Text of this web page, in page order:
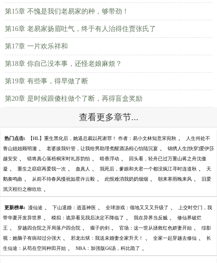
第15章 不愧是我们老易家的种，够带劲！
第16章 老易家扬眉吐气，终于有人治得住贾张氏了
第17章 一片欢乐祥和
第18章 你自己没本事，还怪老娘麻烦？
第19章 有些事，得早做了断
第20章 是时候跟傻柱做个了断，再得盲盒奖励
查看更多章节...
热门点击: 【HL】重生黑化后，她逼总裁以死谢罪！ 作者：易小文林知意宋宛秋 、 人生何处不
青山姐姐顾明澈 、 老婆拔我针管，让我给男助理煮醒酒汤程心怡陆沉宴 、 锦绣人生[快穿]爱伊莎
越安安 、 错将真心落梧桐宋时礼苏韵怡 、 暗香浮动 、 回头看，轻舟已过万重山蒋之舟沈傲
凝 、 重生之窈窈再爱我一次 、 蛊真人 、 我死后，爹娘和夫君一个都没疯江寻时连道秋 、 天
鹅奏鸣曲 、 从前不待春风慢祝如星许云毅 、 此恨难消我奶奶烟烟 、 朝来寒雨晚来风 、 旧爱
泯灭程衍之柳欣欣 、
更新榜单: 漫仙途 、 下山退婚：逍遥神医 、 全球游戏：领地又又又升级了 、 上交时空门，我
带华夏开发异世界 、 模拟：诡异看见我后决定不降临了 、 我在异界当反贼 、 修仙界破烂
王 、 穿越四合院之开局落户四合院 、 瘸子的剑 、 官场：这一世从拯救红色娇妻开始 、 综影
视：她脑子有病却过分强大 、 邪龙出狱：我送未婚妻全家升天！ 、 全家一起穿越去修仙 、 长
生仙途：从苟在空间种田开始 、 NBA：加强版G6汤，科比跪了 、